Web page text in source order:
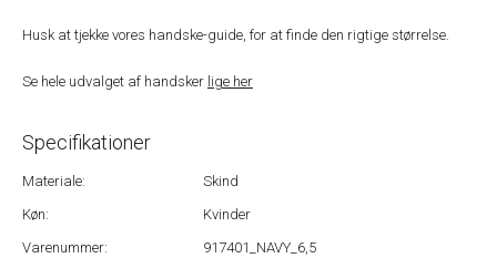
Husk at tjekke vores handske-guide, for at finde den rigtige størrelse.
Se hele udvalget af handsker lige her
Specifikationer
Materiale:
Skind
Køn:
Kvinder
Varenummer:
917401_NAVY_6,5